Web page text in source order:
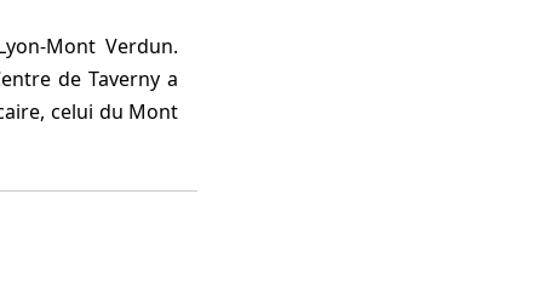
de Taverny a
celui du Mont